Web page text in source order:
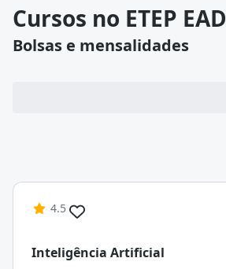
Cursos no ETEP EAD
Bolsas e mensalidades
4.5
Inteligência Artificial